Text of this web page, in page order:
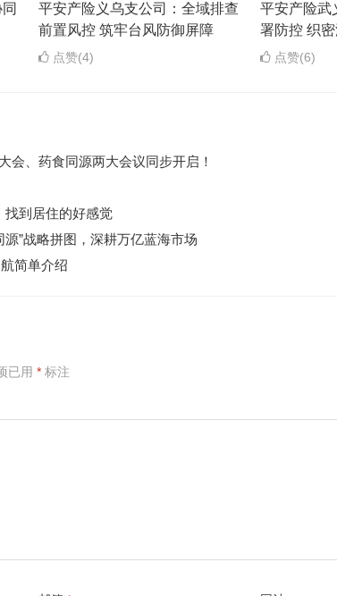
平安产险义乌支公司：全域排查
前置风控 筑牢台风防御屏障
点赞(4)
平安产险武
署防控 织
点赞(6)
会、药食同源两大会议同步开启！
找到居住的好感觉
”战略拼图，深耕万亿蓝海市场
简单介绍
已用 * 标注